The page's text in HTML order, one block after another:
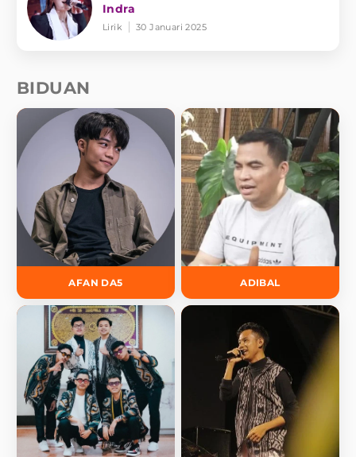
Indra
Lirik 30 Januari 2025
BIDUAN
AFAN DA5 ADIBAL